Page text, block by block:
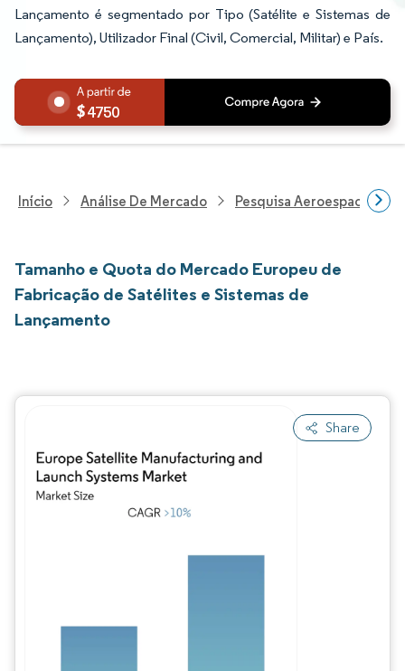
Lançamento é segmentado por Tipo (Satélite e Sistemas de
Lançamento), Utilizador Final (Civil, Comercial, Militar) e País.
4750
Início Análise De Mercado Pesquisa Aeroespacial E
Tamanho e Quota do Mercado Europeu de
Fabricação de Satélites e Sistemas de
Lançamento
Share